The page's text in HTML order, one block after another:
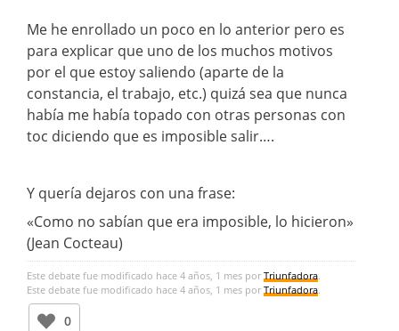
Me he enrollado un poco en lo anterior pero es
para explicar que uno de los muchos motivos
por el que estoy saliendo (aparte de la
constancia, el trabajo, etc.) quizá sea que nunca
había me había topado con otras personas con
toc diciendo que es imposible salir….
Y quería dejaros con una frase:
«Como no sabían que era imposible, lo hicieron»
(Jean Cocteau)
Este debate fue modificado hace 4 años, 1 mes por Triunfadora.
Este debate fue modificado hace 4 años, 1 mes por Triunfadora.
0